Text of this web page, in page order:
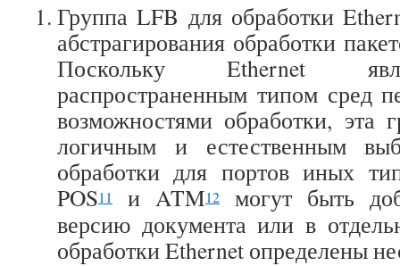
Группа LFB для обработки
абстрагирования обработки
Поскольку Ethernet
распространенным типом сред
возможностями обработки, эта
логичным и естественным
обработки для портов иных
POS11 и ATM12
могут быть
версию документа или в
обработки Ethernet определены